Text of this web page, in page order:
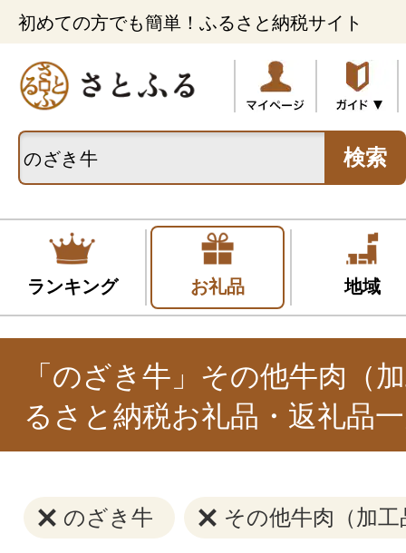
初めての方でも簡単！ふるさと納税サイト
検索
ランキング お礼品 地域
「のざき牛」その他牛肉（
るさと納税お礼品・返礼品
のざき牛 その他牛肉（加工